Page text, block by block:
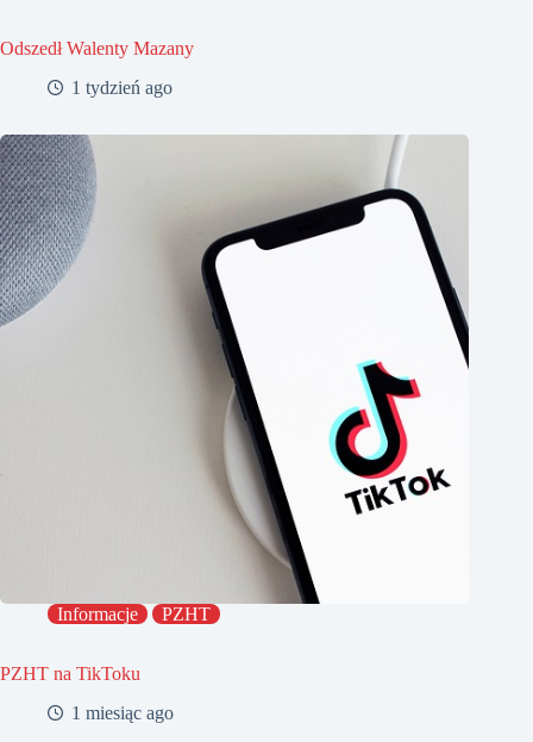
Odszedł Walenty Mazany
1 tydzień ago
Informacje PZHT
PZHT na TikToku
1 miesiąc ago